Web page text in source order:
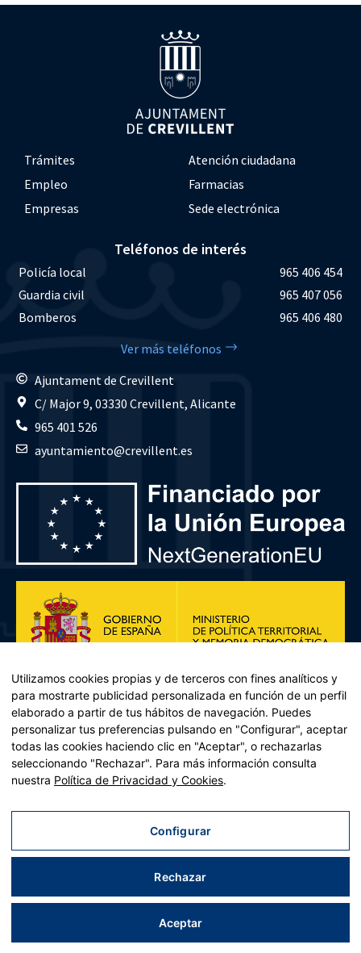
Trámites
Atención ciudadana
Empleo
Farmacias
Empresas
Sede electrónica
Teléfonos de interés
Policía local
965 406 454
Guardia civil
965 407 056
Bomberos
965 406 480
Ver más teléfonos
Ajuntament de Crevillent
C/ Major 9, 03330 Crevillent, Alicante
965 401 526
ayuntamiento@crevillent.es
Plan de Recuperación, Transformación y Resiliencia – Financiado por
Recuperación y resiliencia, establecido por el Reglamento (UE)
2021/241 del Parlamento Europeo y del Consejo, de 12 de febrero
Aviso legal|Política de privacidad|Política de cookies|Accesibilidad|Mapa web
| Desarrollado porTrestristes
Utilizamos cookies propias y de terceros con fines analíticos y
para mostrarte publicidad personalizada en función de un perfil
elaborado a partir de tus hábitos de navegación. Puedes
personalizar tus preferencias pulsando en "Configurar", aceptar
todas las cookies haciendo clic en "Aceptar", o rechazarlas
seleccionando "Rechazar". Para más información consulta
nuestra Política de Privacidad y Cookies.
Configurar
Rechazar
Aceptar